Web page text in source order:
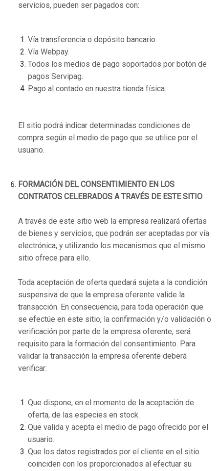
servicios, pueden ser pagados con:
Vía transferencia o depósito bancario.
Vía Webpay.
Todos los medios de pago soportados por botón de
pagos Servipag.
Pago al contado en nuestra tienda física.
El sitio podrá indicar determinadas condiciones de
compra según el medio de pago que se utilice por el
usuario.
FORMACIÓN DEL CONSENTIMIENTO EN LOS
CONTRATOS CELEBRADOS A TRAVÉS DE ESTE SITIO
A través de este sitio web la empresa realizará ofertas
de bienes y servicios, que podrán ser aceptadas por vía
electrónica, y utilizando los mecanismos que el mismo
sitio ofrece para ello.
Toda aceptación de oferta quedará sujeta a la condición
suspensiva de que la empresa oferente valide la
transacción. En consecuencia, para toda operación que
se efectúe en este sitio, la confirmación y/o validación o
verificación por parte de la empresa oferente, será
requisito para la formación del consentimiento. Para
validar la transacción la empresa oferente deberá
verificar:
Que dispone, en el momento de la aceptación de
oferta, de las especies en stock.
Que valida y acepta el medio de pago ofrecido por el
usuario.
Que los datos registrados por el cliente en el sitio
coinciden con los proporcionados al efectuar su